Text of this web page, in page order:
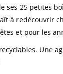
ses 25 petites
à redécouvrir
et pour les
Une